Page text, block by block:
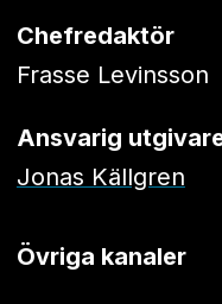
Chefredaktör
Frasse Levinsson
Ansvarig
Jonas Källgren
Övriga kanaler